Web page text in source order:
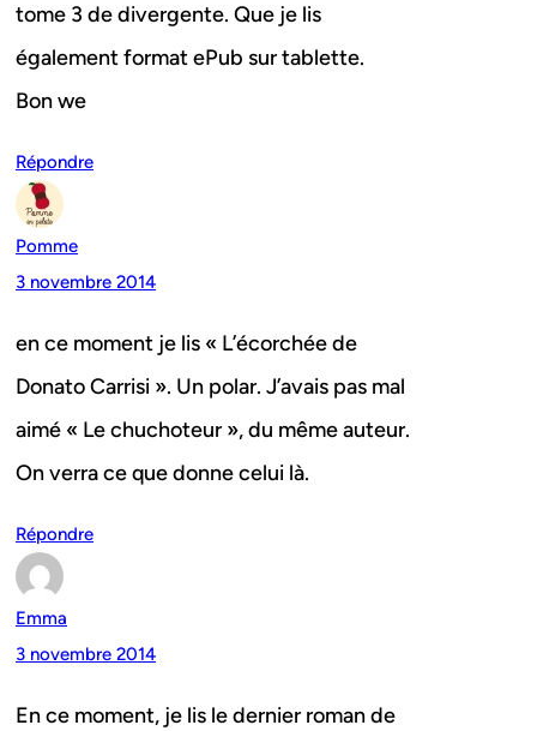
tome 3 de divergente. Que je lis
également format ePub sur tablette.
Bon we
Répondre
Pomme
3 novembre 2014
en ce moment je lis « L’écorchée de
Donato Carrisi ». Un polar. J’avais pas mal
aimé « Le chuchoteur », du même auteur.
On verra ce que donne celui là.
Répondre
Emma
3 novembre 2014
En ce moment, je lis le dernier roman de